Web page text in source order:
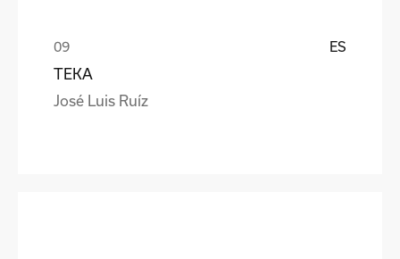
ES
TEKA
José Luis Ruíz